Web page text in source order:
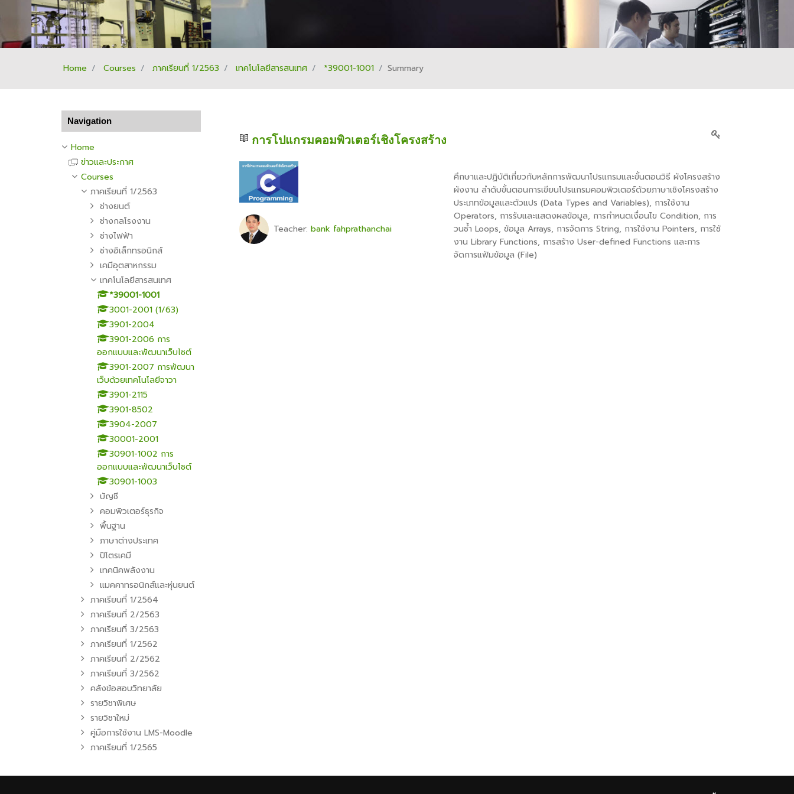
Home Courses ภาคเรียนที่ 1/2563 เทคโนโลยีสารสนเทศ *39001-1001 Summary
การโปแกรมคอมพิวเตอร์เชิงโครงสร้าง
ศึกษาและปฏิบัติเกี่ยวกับหลักการพัฒนาโปรแกรมและขั้นตอนวิธี ผังโครงสร้าง
ผังงาน ลำดับขั้นตอนการเขียนโปรแกรมคอมพิวเตอร์ด้วยภาษาเชิงโครงสร้าง
ประเภทข้อมูลและตัวแปร (Data Types and Variables), การใช้งาน
Operators, การรับและแสดงผลข้อมูล, การกำหนดเงื่อนไข Condition, การ
วนซ้ำ Loops, ข้อมูล Arrays, การจัดการ String, การใช้งาน Pointers, การใช้
งาน Library Functions, การสร้าง User-defined Functions และการ
จัดการแฟ้มข้อมูล (File)
Teacher: bank fahprathanchai
Navigation
Home
ข่าวและประกาศ
Courses
ภาคเรียนที่ 1/2563
ช่างยนต์
ช่างกลโรงงาน
ช่างไฟฟ้า
ช่างอิเล็กทรอนิกส์
เคมีอุตสาหกรรม
เทคโนโลยีสารสนเทศ
*39001-1001
3001-2001 (1/63)
3901-2004
3901-2006 การ
ออกแบบและพัฒนาเว็บไซต์
3901-2007 การพัฒนา
เว็บด้วยเทคโนโลยีจาวา
3901-2115
3901-8502
3904-2007
30001-2001
30901-1002 การ
ออกแบบและพัฒนาเว็บไซต์
30901-1003
บัญชี
คอมพิวเตอร์ธุรกิจ
พื้นฐาน
ภาษาต่างประเทศ
ปิโตรเคมี
เทคนิคพลังงาน
แมคคาทรอนิกส์และหุ่นยนต์
ภาคเรียนที่ 1/2564
ภาคเรียนที่ 2/2563
ภาคเรียนที่ 3/2563
ภาคเรียนที่ 1/2562
ภาคเรียนที่ 2/2562
ภาคเรียนที่ 3/2562
คลังข้อสอบวิทยาลัย
รายวิชาพิเศษ
รายวิชาใหม่
คู่มือการใช้งาน LMS-Moodle
ภาคเรียนที่ 1/2565